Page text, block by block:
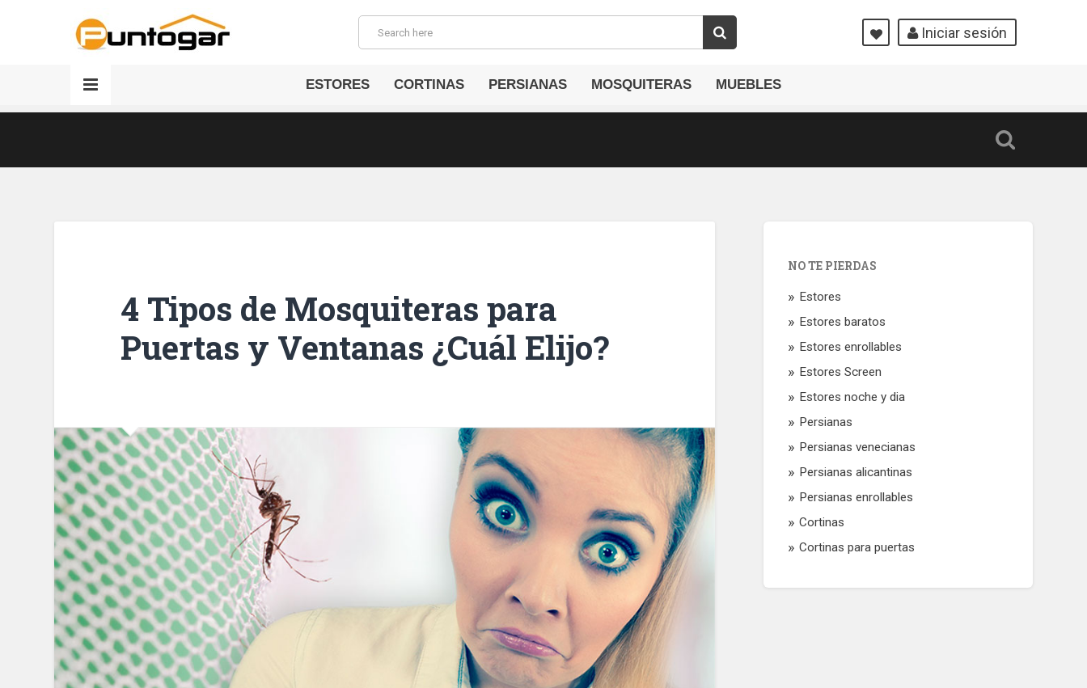
Iniciar sesión
ESTORES CORTINAS PERSIANAS MOSQUITERAS MUEBLES
4 Tipos de Mosquiteras para
Puertas y Ventanas ¿Cuál Elijo?
NO TE PIERDAS
Estores
Estores baratos
Estores enrollables
Estores Screen
Estores noche y dia
Persianas
Persianas venecianas
Persianas alicantinas
Persianas enrollables
Cortinas
Cortinas para puertas